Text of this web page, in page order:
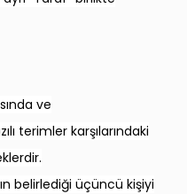
ve
terimler karşılarındaki
belirlediği üçüncü kişiyi